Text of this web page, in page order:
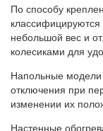
По способу
небольшой вес и
колесиками для
Напольные
отключения при
изменении их
Настенные